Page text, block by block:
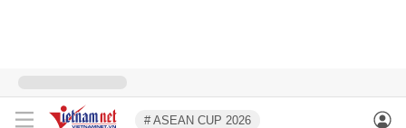
# ASEAN CUP 2026